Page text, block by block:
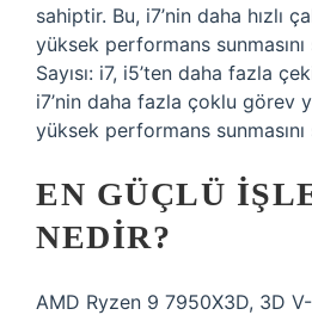
sahiptir. Bu, i7’nin daha hızlı
yüksek performans
Sayısı: i7, i5’ten daha fazla
i7’nin daha fazla çoklu görev
yüksek performans sunmasını
EN GÜÇLÜ
NEDIR?
AMD Ryzen 9 7950X3D, 3D